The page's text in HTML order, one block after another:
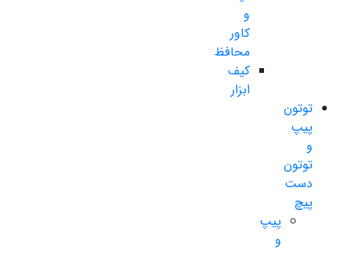
و
کاور
محافظ
کیف
ابزار
توتون
پیپ
و
توتون
دست
پیچ
پیپ
و